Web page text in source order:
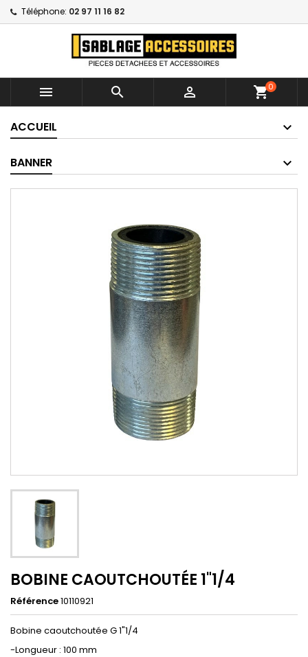
Téléphone: 02 97 11 16 82
   shopping_cart0
ACCUEIL
BANNER
BOBINE CAOUTCHOUTÉE 1"1/4
Référence10110921
Bobine caoutchoutée G 1"1/4
-Longueur : 100 mm